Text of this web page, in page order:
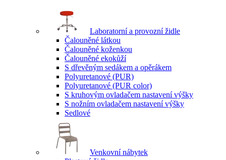
Laboratorní a provozní židle
Čalouněné látkou
Čalouněné koženkou
Čalouněné ekokůží
S dřevěným sedákem a opěrákem
Polyuretanové (PUR)
Polyuretanové (PUR color)
S kruhovým ovladačem nastavení výšky
S nožním ovladačem nastavení výšky
Sedlové
Venkovní nábytek